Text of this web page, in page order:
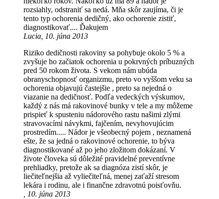
rozsiahly, odstraniť sa nedá. Mňa skôr zaujíma, či je
tento typ ochorenia dedičný, ako ochorenie zistiť,
diagnostikovať.... Ďakujem
Lucia, 10. júna 2013
Riziko dedičnosti rakoviny sa pohybuje okolo 5 % a
zvyšuje ho začiatok ochorenia u pokrvných príbuzných
pred 50 rokom života. S vekom nám ubúda
obranyschopnosť organizmu, preto vo vyššom veku sa
ochorenia objavujú častejšie , preto sa nejedná o
viazanie na dedičnosť. Podľa vedeckých výskumov,
každý z nás má rakovinové bunky v tele a my môžeme
prispieť k spusteniu nádorového rastu našimi zlými
stravovacími návykmi, fajčením, nevyhovujúcim
prostredím..... Nádor je všeobecný pojem , neznamená
ešte, že sa jedná o rakovinové ochorenie, to býva
diagnostikované až po jeho zložitom dokázaní. V
živote človeka sú dôležité pravidelné preventívne
prehliadky, pretože ak sa diagnóza zistí skôr, je
liečiteľnejšia až vyliečiteľná, menej zaťaží stresom
lekára i rodinu, ale i finančne zdravotnú poisťovňu.
, 10. júna 2013